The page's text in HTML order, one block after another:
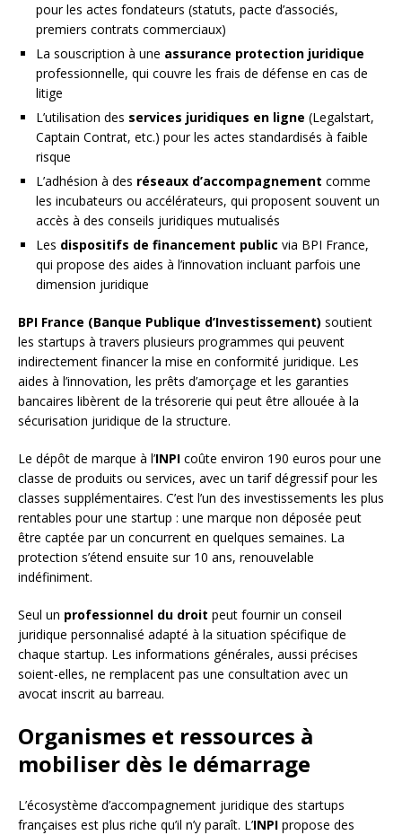
pour les actes fondateurs (statuts, pacte d’associés,
premiers contrats commerciaux)
La souscription à une assurance protection juridique
professionnelle, qui couvre les frais de défense en cas de
litige
L’utilisation des services juridiques en ligne (Legalstart,
Captain Contrat, etc.) pour les actes standardisés à faible
risque
L’adhésion à des réseaux d’accompagnement comme
les incubateurs ou accélérateurs, qui proposent souvent un
accès à des conseils juridiques mutualisés
Les dispositifs de financement public via BPI France,
qui propose des aides à l’innovation incluant parfois une
dimension juridique
BPI France (Banque Publique d’Investissement) soutient
les startups à travers plusieurs programmes qui peuvent
indirectement financer la mise en conformité juridique. Les
aides à l’innovation, les prêts d’amorçage et les garanties
bancaires libèrent de la trésorerie qui peut être allouée à la
sécurisation juridique de la structure.
Le dépôt de marque à l’INPI coûte environ 190 euros pour une
classe de produits ou services, avec un tarif dégressif pour les
classes supplémentaires. C’est l’un des investissements les plus
rentables pour une startup : une marque non déposée peut
être captée par un concurrent en quelques semaines. La
protection s’étend ensuite sur 10 ans, renouvelable
indéfiniment.
Seul un professionnel du droit peut fournir un conseil
juridique personnalisé adapté à la situation spécifique de
chaque startup. Les informations générales, aussi précises
soient-elles, ne remplacent pas une consultation avec un
avocat inscrit au barreau.
Organismes et ressources à
mobiliser dès le démarrage
L’écosystème d’accompagnement juridique des startups
françaises est plus riche qu’il n’y paraît. L’INPI propose des